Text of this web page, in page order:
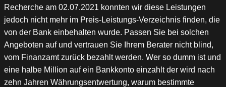
Recherche am 02.07.2021 konnten wir diese Leistungen
jedoch nicht mehr im Preis-Leistungs-Verzeichnis finden, die
von der Bank einbehalten wurde. Passen Sie bei solchen
Angeboten auf und vertrauen Sie Ihrem Berater nicht blind,
vom Finanzamt zurück bezahlt werden. Wer so dumm ist und
eine halbe Million auf ein Bankkonto einzahlt der wird nach
zehn Jahren Währungsentwertung, warum bestimmte